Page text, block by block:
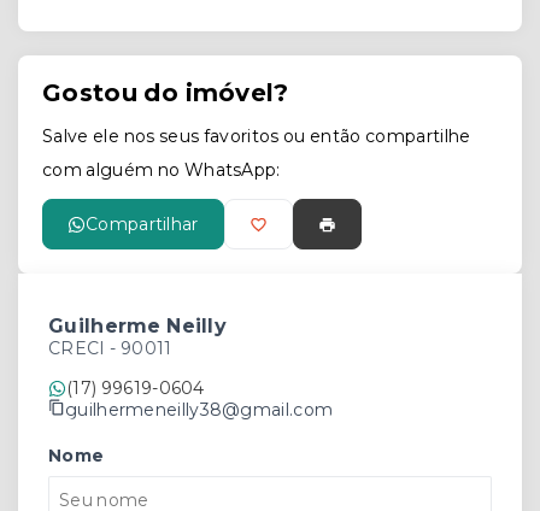
Gostou do imóvel?
Salve ele nos seus favoritos ou então compartilhe
com alguém no WhatsApp:
Compartilhar
Guilherme Neilly
CRECI - 90011
(17) 99619-0604
guilhermeneilly38@gmail.com
Nome